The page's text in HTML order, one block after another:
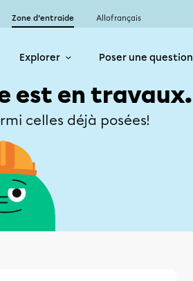
Zone d’entraide Allofrançais
Explorer Poser une question
est en travaux.
celles déjà posées!